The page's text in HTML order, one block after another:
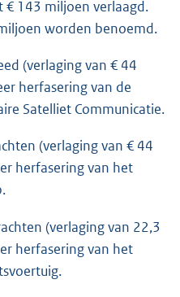
€ 143 miljoen verlaagd.
worden benoemd.
(verlaging van € 44
herfasering van de
Satelliet Communicatie.
(verlaging van € 44
herfasering van het
(verlaging van 22,3
herfasering van het